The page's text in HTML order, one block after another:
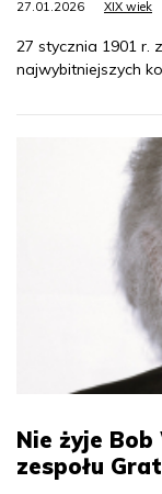
27.01.2026 XIX wiek
27 stycznia 1901 r.
najwybitniejszych
Nie żyje Bob
zespołu